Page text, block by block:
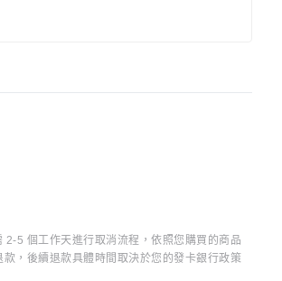
5 個工作天進行取消流程，依照您購買的商品
，後續退款具體時間取決於您的發卡銀行政策